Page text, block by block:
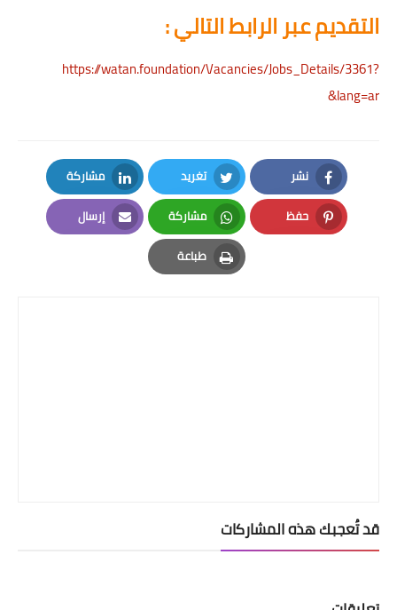
التقديم عبر الرابط التالي :
https://watan.foundation/Vacancies/Jobs_Details/3361?
&lang=ar
نشر
Facebook
تغريد
Twitter
مشاركة
LinkedIn
حفظ
Pinterest
مشاركة
Whatsapp
إرسال
Email
طباعة
Print
قد تُعجبك هذه المشاركات